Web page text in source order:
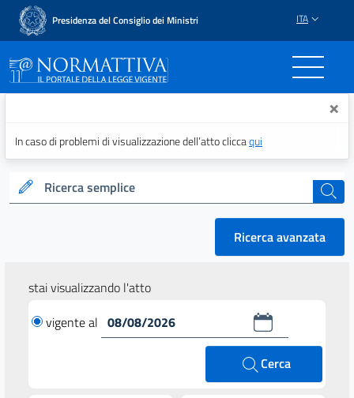
Presidenza del Consiglio dei Ministri ITA
Normattiva - Il portale ×
In caso di problemi di visualizzazione dell’atto cliccaqui
Ricerca semplice cerca
Ricerca avanzata
stai visualizzando l'atto
vigente al
Cerca